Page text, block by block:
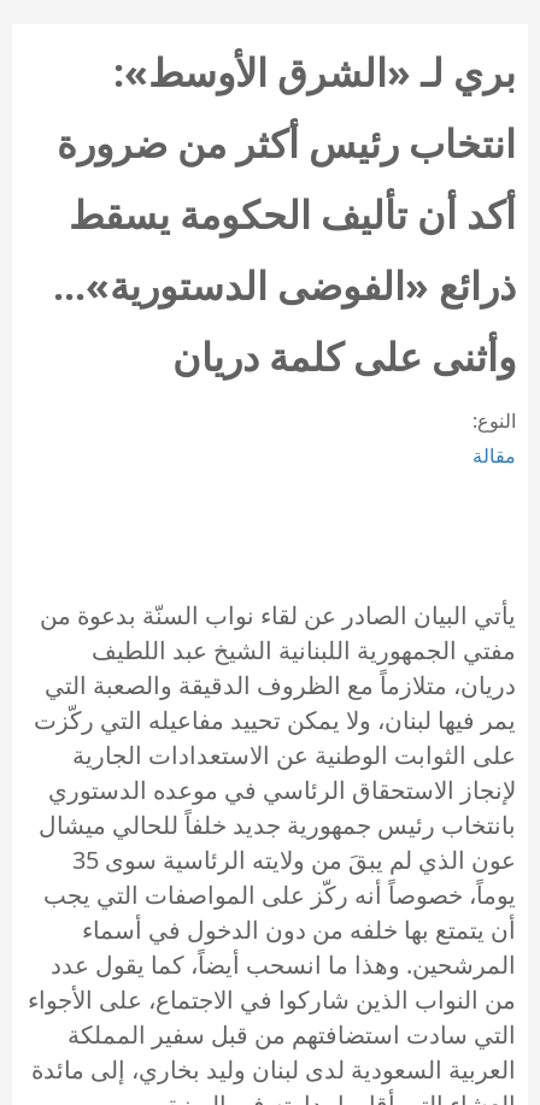
بري لـ «الشرق الأوسط»:
انتخاب رئيس أكثر من ضرورة
أكد أن تأليف الحكومة يسقط
ذرائع «الفوضى الدستورية»...
وأثنى على كلمة دريان
النوع:
مقالة
يأتي البيان الصادر عن لقاء نواب السنّة بدعوة من
مفتي الجمهورية اللبنانية الشيخ عبد اللطيف
دريان، متلازماً مع الظروف الدقيقة والصعبة التي
يمر فيها لبنان، ولا يمكن تحييد مفاعيله التي ركّزت
على الثوابت الوطنية عن الاستعدادات الجارية
لإنجاز الاستحقاق الرئاسي في موعده الدستوري
بانتخاب رئيس جمهورية جديد خلفاً للحالي ميشال
عون الذي لم يبقَ من ولايته الرئاسية سوى 35
يوماً، خصوصاً أنه ركّز على المواصفات التي يجب
أن يتمتع بها خلفه من دون الدخول في أسماء
المرشحين. وهذا ما انسحب أيضاً، كما يقول عدد
من النواب الذين شاركوا في الاجتماع، على الأجواء
التي سادت استضافتهم من قبل سفير المملكة
العربية السعودية لدى لبنان وليد بخاري، إلى مائدة